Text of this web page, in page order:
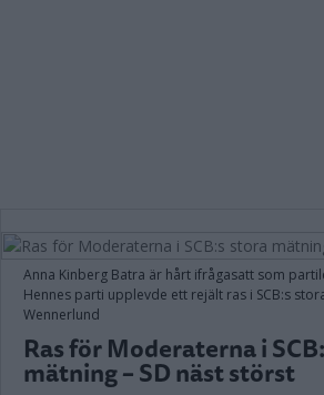
Anna Kinberg Batra är hårt ifrågasatt som
Hennes parti upplevde ett rejält ras i SCB:s
Wennerlund
Ras för Moderaterna i
mätning – SD näst störst